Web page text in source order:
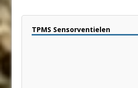
TPMS Sensorventielen